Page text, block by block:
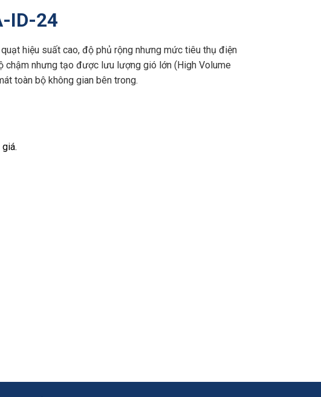
ID-24
hiệu suất cao, độ phủ rộng nhưng mức tiêu thụ điện
chậm nhưng tạo được lưu lượng gió lớn (High Volume
toàn bộ không gian bên trong.